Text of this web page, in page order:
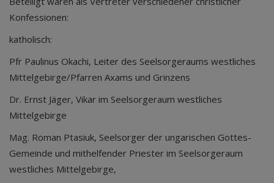
Konfessionen:
katholisch:
Pfr Paulinus Okachi, Leiter des Seelsorgeraums westliches
Mittelgebirge/Pfarren Axams und Grinzens
Dr. Ernst Jäger, Vikar im Seelsorgeraum westliches
Mittelgebirge
Mag. Roman Ptasiuk, Seelsorger der ungarischen Gottes-
Gemeinde und mithelfender Priester im Seelsorgeraum
westliches Mittelgebirge,